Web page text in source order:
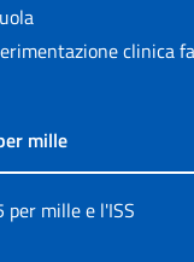
clinica
mille
per mille e l'ISS